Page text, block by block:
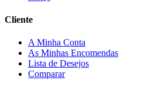
Cliente
A Minha Conta
As Minhas Encomendas
Lista de Desejos
Comparar